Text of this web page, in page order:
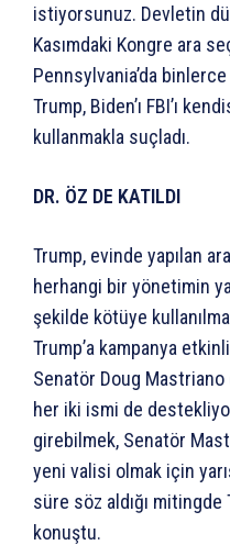
istiyorsunuz. Devletin
Kasımdaki Kongre ara
Pennsylvania’da
Trump, Biden’ı FBI’ı
kullanmakla suçladı.
DR. ÖZ DE KATILDI
Trump, evinde yapılan
herhangi bir yönetimin
şekilde kötüye
Trump’a kampanya
Senatör Doug
her iki ismi de
girebilmek, Senatör
yeni valisi olmak için
süre söz aldığı mitingde
konuştu.